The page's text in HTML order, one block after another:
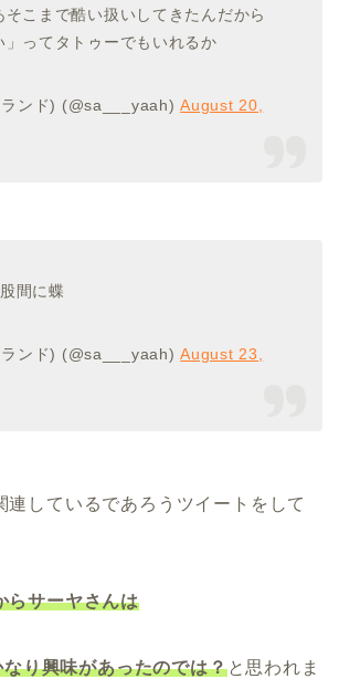
そこまで酷い扱いしてきたんだから
」ってタトゥーでもいれるか
ンド) (@sa___yaah)August 20,
間に蝶
ンド) (@sa___yaah)August 23,
連しているであろうツイートをして
らサーヤさんは
り興味があったのでは？と思われま